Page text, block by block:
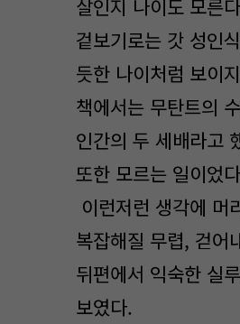
살인지 나이도 모른
겉보기로는 갓 성인
듯한 나이처럼 보이
책에서는 무탄트의
인간의 두 세배라고
또한 모르는 일이었
이런저런 생각에 머
복잡해질 무렵, 걷어
뒤편에서 익숙한 실
보였다.